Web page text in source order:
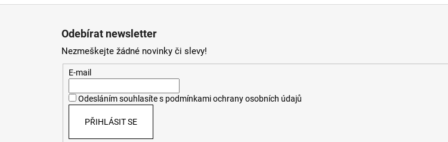
Odebírat newsletter
Nezmeškejte žádné novinky či slevy!
E-mail
Odesláním souhlasíte s podmínkami ochrany osobních údajů
PŘIHLÁSIT SE